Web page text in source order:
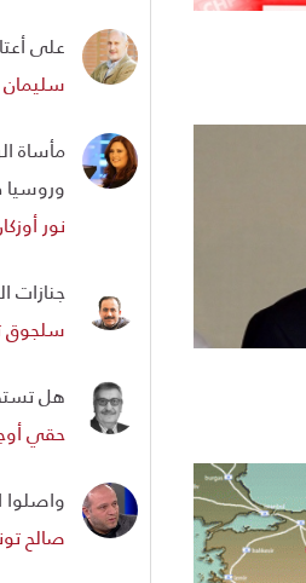
على
مأساة
نور
سلجوق
هل
حقي
واصلوا
صالح